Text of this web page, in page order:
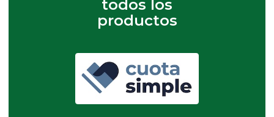
todos los
productos